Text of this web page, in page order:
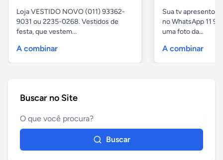
Loja VESTIDO NOVO (011) 93362-
9031 ou 2235-0268. Vestidos de
festa, que vestem...
A combinar
Sua tv apresentou
no WhatsApp 11
uma foto da...
A combinar
Buscar no Site
Buscar